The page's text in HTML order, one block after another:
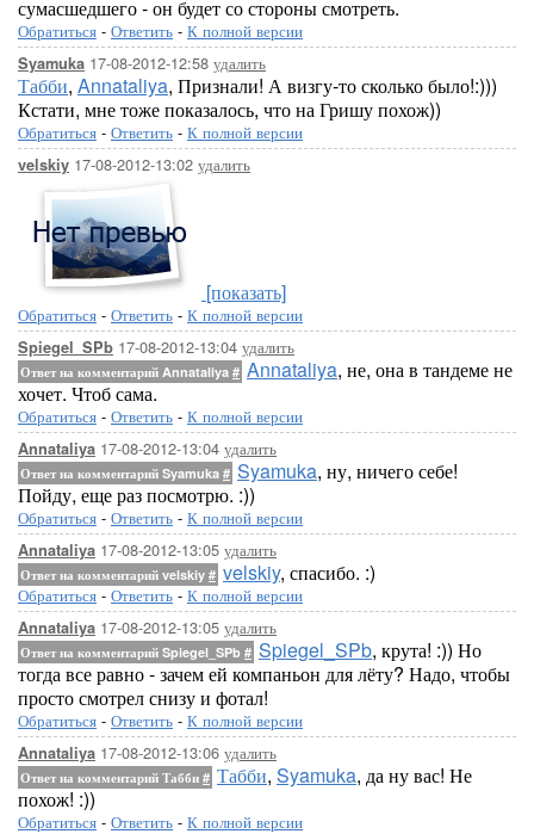
сумасшедшего - он будет со стороны смотреть.
Обратиться - Ответить - К полной версии
Syamuka 17-08-2012-12:58 удалить
Табби, Annataliya, Признали! А визгу-то сколько было!:)))
Кстати, мне тоже показалось, что на Гришу похож))
Обратиться - Ответить - К полной версии
velskiy 17-08-2012-13:02 удалить
[показать]
Обратиться - Ответить - К полной версии
Spiegel_SPb 17-08-2012-13:04 удалить
Ответ на комментарий Annataliya # Annataliya, не, она в тандеме не
хочет. Чтоб сама.
Обратиться - Ответить - К полной версии
Annataliya 17-08-2012-13:04 удалить
Ответ на комментарий Syamuka # Syamuka, ну, ничего себе!
Пойду, еще раз посмотрю. :))
Обратиться - Ответить - К полной версии
Annataliya 17-08-2012-13:05 удалить
Ответ на комментарий velskiy # velskiy, спасибо. :)
Обратиться - Ответить - К полной версии
Annataliya 17-08-2012-13:05 удалить
Ответ на комментарий Spiegel_SPb # Spiegel_SPb, крута! :)) Но
тогда все равно - зачем ей компаньон для лёту? Надо, чтобы
просто смотрел снизу и фотал!
Обратиться - Ответить - К полной версии
Annataliya 17-08-2012-13:06 удалить
Ответ на комментарий Табби # Табби, Syamuka, да ну вас! Не
похож! :))
Обратиться - Ответить - К полной версии